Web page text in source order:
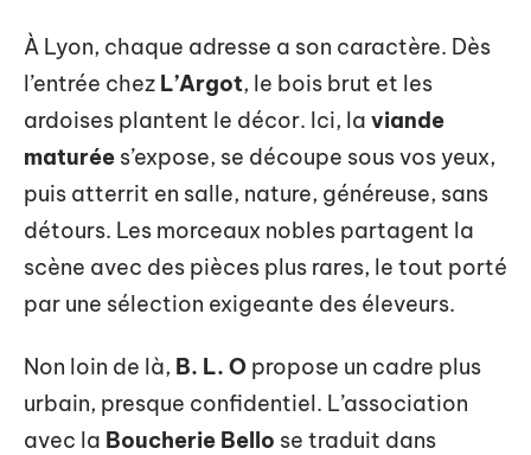
À Lyon, chaque adresse a son caractère. Dès
l’entrée chez L’Argot, le bois brut et les
ardoises plantent le décor. Ici, la viande
maturée s’expose, se découpe sous vos yeux,
puis atterrit en salle, nature, généreuse, sans
détours. Les morceaux nobles partagent la
scène avec des pièces plus rares, le tout porté
par une sélection exigeante des éleveurs.
Non loin de là, B. L. O propose un cadre plus
urbain, presque confidentiel. L’association
avec la Boucherie Bello se traduit dans